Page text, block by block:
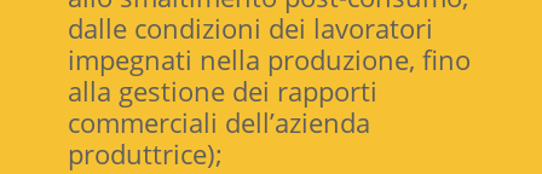
dalle condizioni dei lavoratori
impegnati nella produzione, fino
alla gestione dei rapporti
commerciali dell’azienda
produttrice);